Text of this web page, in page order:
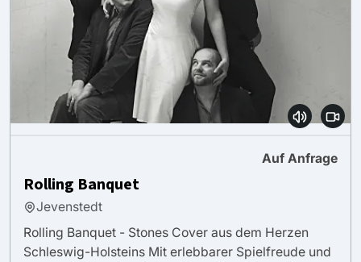
Auf Anfrage
Rolling Banquet
Jevenstedt
Rolling Banquet - Stones Cover aus dem Herzen
Schleswig-Holsteins Mit erlebbarer Spielfreude und